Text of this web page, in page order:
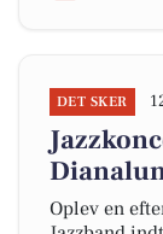
DET SKER
Oplev en